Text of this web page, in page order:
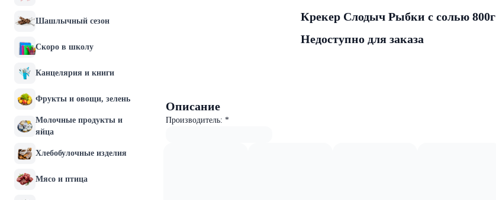
Шашлычный сезон
Скоро в школу
Канцелярия и книги
Фрукты и овощи, зелень
Молочные продукты и
яйца
Хлебобулочные изделия
Мясо и птица
Крекер Слодыч Рыбки с солью 800г
Недоступно для заказа
Описание
Производитель: *